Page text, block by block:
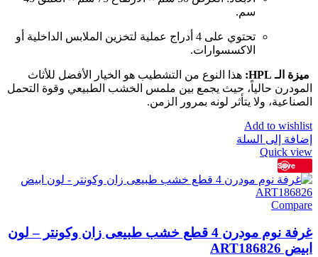
سم.
تحتوي على 4 أدراج عملية لتخزين الملابس الداخلية أو
الاكسسوارات.
ميزة الـ HPL:
هذا النوع من التشطيب هو الخيار الأفضل للأثاث
المودرن حالياً، حيث يجمع بين ملمس الخشب الطبيعي وقوة التحمل
الصناعية، ولا يتأثر لونه بمرور الزمن.
Add to wishlist
إضافة إلى السلة
Quick view
Save
Compare
غرفة نوم مودرن 4 قطع خشب طبيعى زان وكونتر – لون
ابيض ART186826